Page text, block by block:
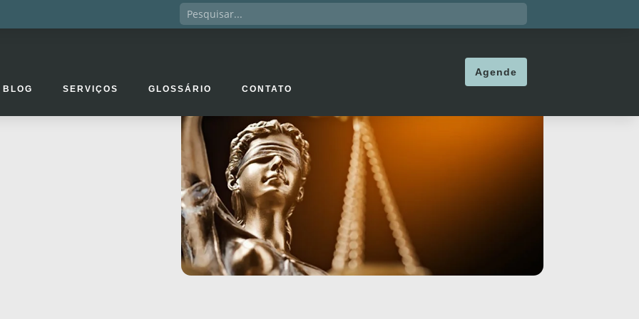
BLOG SERVIÇOS GLOSSÁRIO CONTATO
Agende